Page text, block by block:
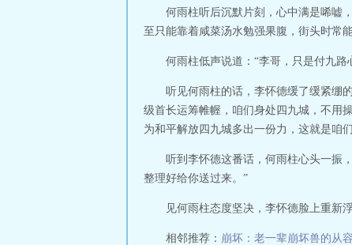
何雨柱听后沉默片刻，心中满是唏嘘
至只能靠着咸菜汤水勉强果腹，街头时常
何雨柱低声说道：“李哥，只是付九
听见何雨柱的话，李怀德缓了缓紧绷
级首长运筹帷幄，咱们身处四九城，不用
为和平解放四九城多出一份力，这就是咱
听到李怀德这番话，何雨柱心头一振
整理好给你送过来。”
见何雨柱态度坚决，李怀德脸上重新
相邻推荐： 崩坏：老一辈崩坏兽的从容